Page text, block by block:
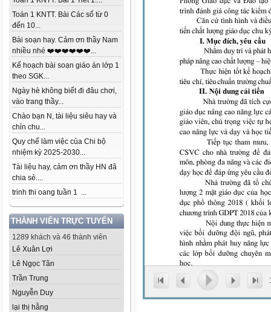
Toán 1 KNTT. Bài Các số từ 0
đến 10...
Bài soạn hay. Cảm ơn thầy Nam
nhiều nhé ❤️❤️❤️❤️❤️❤️...
Kế hoạch bài soạn giáo án lớp 1
theo SGK...
Ngày hè không biết đi đâu chơi,
vào trang thầy...
Chào bạn N, tài liệu siêu hay và
chỉn chu...
Quy chế làm việc của Chi bộ
nhiệm kỳ 2025-2030...
Tài liệu hay, cảm ơn thầy HN đã
chia sẻ....
trinh thi oang tuần 1 ...
THÀNH VIÊN TRỰC TUYẾN
1289 khách và 46 thành viên
Lê Xuân Lợi
Lê Ngọc Tân
Trần Trung
Nguyễn Duy
lại thị hằng